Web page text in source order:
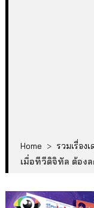
Home > รวมเรื่อง
เมื่อทีวีดิจิทัล ต้อง